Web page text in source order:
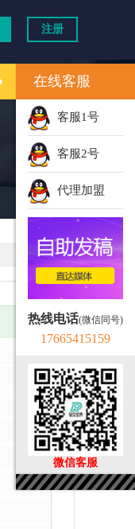
注册
在线客服
客服1号
客服2号
代理加盟
热线电话(微信同号)
17665415159
微信客服